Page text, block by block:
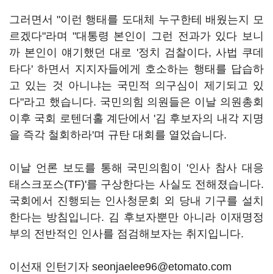
그러면서 "이런 행태를 도대체 누구한테 배웠는지 모
르겠다"라며 "대통령 본인이 그런 전과가 있다 보니
까 본인이 얘기했던 대로 '정치 검찰이다, 사법 쿠데
타다' 하면서 지지자들에게 호소하는 행태를 답습하
고 있는 것 아니냐는 국민적 의구심이 제기되고 있
다"라고 했습니다. 국민의힘 의원들은 이날 의원총회
이후 국회 로텐더홀 계단에서 '김 후보자의 내각 지명
을 즉각 철회하라'며 규탄 대회를 열었습니다.
이날 언론 보도를 통해 국민의힘이 '인사 참사 대응
태스크포스(TF)'를 구상한다는 사실도 전해졌습니다.
국회에서 진행되는 인사청문회 외 당내 기구를 설치
한다는 방침입니다. 김 후보자뿐만 아니라 이재명정
부의 전반적인 인사를 점검해보자는 취지입니다.
이선재 인턴기자 seonjaelee96@etomato.com